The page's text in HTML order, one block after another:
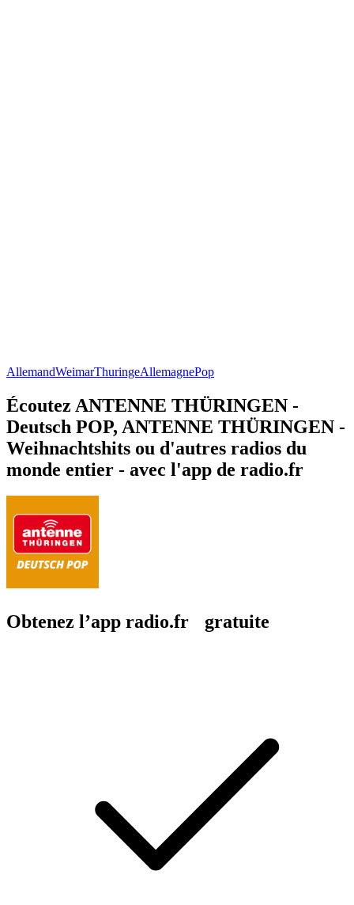
AllemandWeimarThuringeAllemagnePop
Écoutez ANTENNE THÜRINGEN -
Deutsch POP, ANTENNE THÜRINGEN -
Weihnachtshits ou d'autres radios du
monde entier - avec l'app de radio.fr
Obtenez l’app radio.fr gratuite